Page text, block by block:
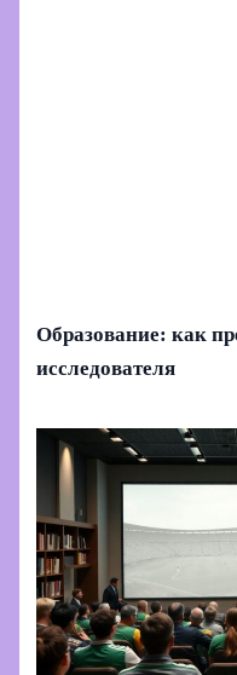
Образование: как
исследователя